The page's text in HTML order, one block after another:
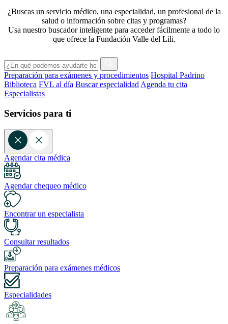
¿Buscas un servicio médico, una especialidad, un profesional de la
salud o información sobre citas y programas?
Usa nuestro buscador inteligente para acceder fácilmente a todo lo
que ofrece la Fundación Valle del Lili.
Preparación para exámenes y procedimientos Hospital Padrino
Biblioteca FVL al día Buscar especialidad Agenda tu cita
Especialistas
Servicios para ti
Agendar cita médica
Agendar chequeo médico
Encontrar un especialista
Consultar resultados
Preparación para exámenes médicos
Especialidades